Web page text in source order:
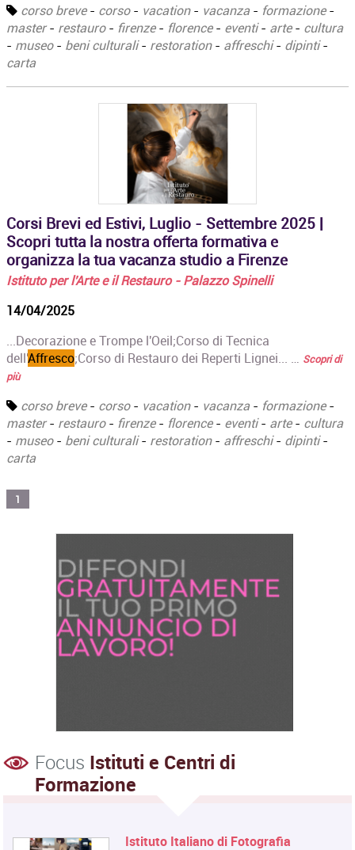
corso breve- corso- vacation- vacanza- formazione-
master- restauro- firenze- florence- eventi- arte- cultura
- museo- beni culturali- restoration- affreschi- dipinti-
carta
Corsi Brevi ed Estivi, Luglio - Settembre 2025 |
Scopri tutta la nostra offerta formativa e
organizza la tua vacanza studio a Firenze
Istituto per l'Arte e il Restauro - Palazzo Spinelli
14/04/2025
...Decorazione e Trompe l'Oeil;‍Corso di Tecnica
dell'Affresco;Corso di Restauro dei Reperti Lignei... … Scopri di
più
corso breve- corso- vacation- vacanza- formazione-
master- restauro- firenze- florence- eventi- arte- cultura
- museo- beni culturali- restoration- affreschi- dipinti-
carta
1
Focus Istituti e Centri di
Formazione
Istituto Italiano di Fotografia